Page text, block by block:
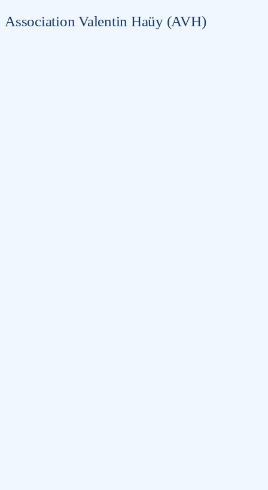
Association Valentin Haüy (AVH)